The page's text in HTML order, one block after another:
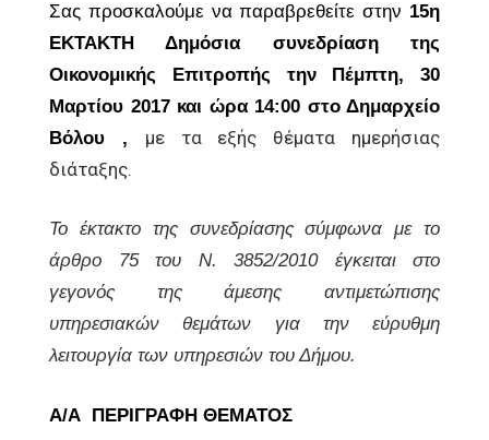
Σας προσκαλούμε να παραβρεθείτε στην 15η
ΕΚΤΑΚΤΗ Δημόσια συνεδρίαση της
Οικονομικής Επιτροπής την Πέμπτη, 30
Μαρτίου 2017 και ώρα 14:00 στο Δημαρχείο
Βόλου , με τα εξής θέματα ημερήσιας
διάταξης.
Το έκτακτο της συνεδρίασης σύμφωνα με το
άρθρο 75 του Ν. 3852/2010 έγκειται στο
γεγονός της άμεσης αντιμετώπισης
υπηρεσιακών θεμάτων για την εύρυθμη
λειτουργία των υπηρεσιών του Δήμου.
Α/Α ΠΕΡΙΓΡΑΦΗ ΘΕΜΑΤΟΣ